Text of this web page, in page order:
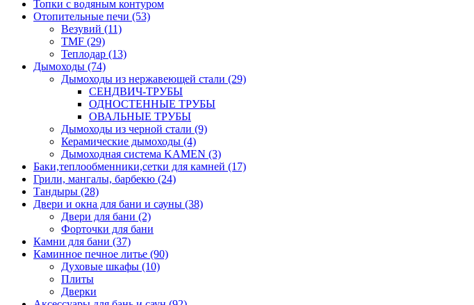
Топки с водяным контуром
Отопительные печи (53)
Везувий (11)
TMF (29)
Теплодар (13)
Дымоходы (74)
Дымоходы из нержавеющей стали (29)
СЕНДВИЧ-ТРУБЫ
ОДНОСТЕННЫЕ ТРУБЫ
ОВАЛЬНЫЕ ТРУБЫ
Дымоходы из черной стали (9)
Керамические дымоходы (4)
Дымоходная система KAMEN (3)
Баки,теплообменники,сетки для камней (17)
Грили, мангалы, барбекю (24)
Тандыры (28)
Двери и окна для бани и сауны (38)
Двери для бани (2)
Форточки для бани
Камни для бани (37)
Каминное печное литье (90)
Духовые шкафы (10)
Плиты
Дверки